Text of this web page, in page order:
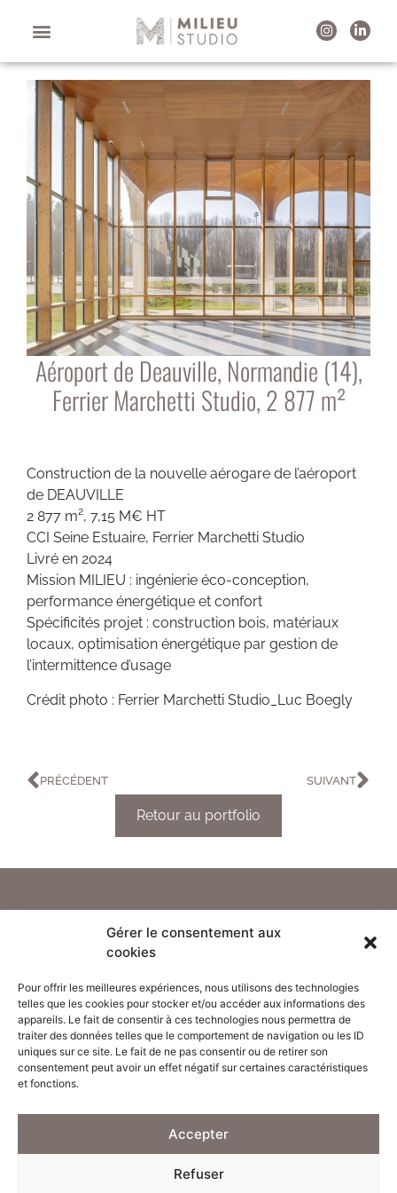
Gérer le consentement aux
cookies
Pour offrir les meilleures expériences, nous utilisons des technologies
telles que les cookies pour stocker et/ou accéder aux informations des
appareils. Le fait de consentir à ces technologies nous permettra de
traiter des données telles que le comportement de navigation ou les ID
uniques sur ce site. Le fait de ne pas consentir ou de retirer son
consentement peut avoir un effet négatif sur certaines caractéristiques
et fonctions.
Accepter
Refuser
Aéroport de Deauville, Normandie (14),
Ferrier Marchetti Studio, 2 877 m²
Construction de la nouvelle aérogare de l’aéroport
de DEAUVILLE
2 877 m², 7,15 M€ HT
CCI Seine Estuaire, Ferrier Marchetti Studio
Livré en 2024
Mission MILIEU : ingénierie éco-conception,
performance énergétique et confort
Spécificités projet : construction bois, matériaux
locaux, optimisation énergétique par gestion de
l’intermittence d’usage
Crédit photo : Ferrier Marchetti Studio_Luc Boegly
PRÉCÉDENT SUIVANT
Retour au portfolio
09 73 88 00 78
Mentions légales